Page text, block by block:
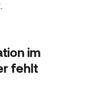
im
fehlt